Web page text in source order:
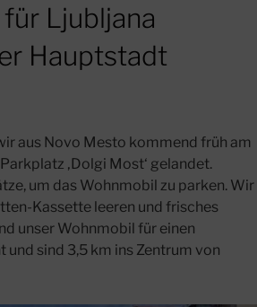
Ljubljana
Hauptstadt
aus Novo Mesto kommend früh am
‚Dolgi Most‘ gelandet.
um das Wohnmobil zu parken. Wir
Kassette leeren und frisches
unser Wohnmobil für einen
sind 3,5 km ins Zentrum von